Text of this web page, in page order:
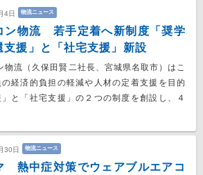
4日 物流ニュース
ン物流 若手定着へ新制度「奨学
支援」と「社宅支援」新設
物流（久保田賢二社長、宮城県名取市）はこ
経済的負担の軽減や人材の定着支援を目的
と「社宅支援」の２つの制度を創設し、４
30日 物流ニュース
熱中症対策でウェアブルエアコ